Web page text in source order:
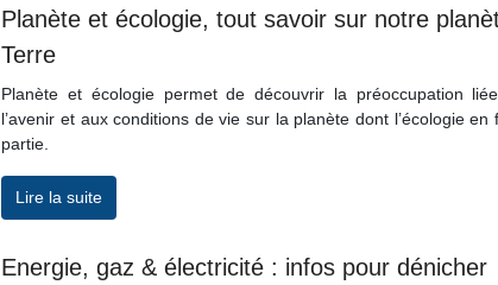
Planète et écologie, tout savoir sur notre
Terre
Planète et écologie permet de découvrir la préoccupation
l’avenir et aux conditions de vie sur la planète dont l’écologie en
partie.
Lire la suite
Energie, gaz & électricité : infos pour dénicher